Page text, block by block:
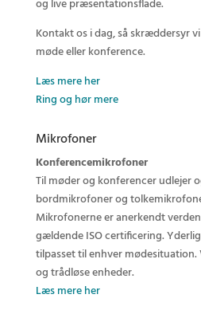
og live præsentationsflade.
Kontakt os i dag, så skræddersyr
møde eller konference.
Læs mere her
Ring og hør mere
Mikrofoner
Konferencemikrofoner
Til møder og konferencer udlejer
bordmikrofoner og
Mikrofonerne er anerkendt
gældende ISO certificering.
tilpasset til enhver mødesituation.
og trådløse enheder.
Læs mere her